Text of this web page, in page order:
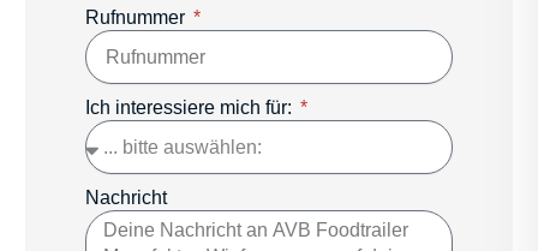
Rufnummer
Ich interessiere mich für:
Nachricht